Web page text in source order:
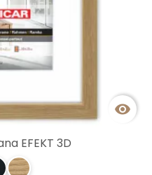

EFEKT 3D